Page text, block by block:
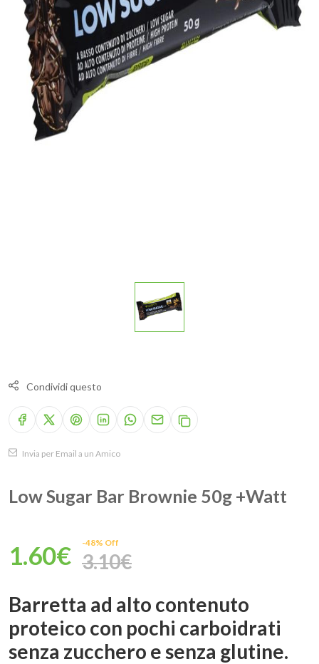
Condividi questo
Invia per Email a un Amico
Low Sugar Bar Brownie 50g +Watt
1.60€ -48% Off
3.10€
Barretta ad alto contenuto
proteico con pochi carboidrati
senza zucchero e senza glutine.